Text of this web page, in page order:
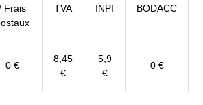
Frais
TVA INPI BODACC
0 €
8,45
€
5,9
€
0 €